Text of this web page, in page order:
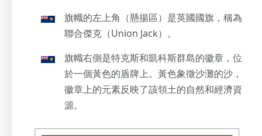
旗幟的左上角（懸揚區）是英國國旗，稱為
聯合傑克（Union Jack）。
旗幟右側是特克斯和凱科斯群島的徽章，位
於一個黃色的盾牌上。黃色象徵沙灘的沙，
徽章上的元素反映了該領土的自然和經濟資
源。